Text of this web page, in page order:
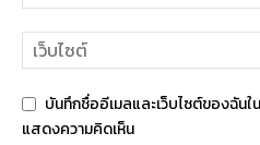
บันทึกชื่ออีเมลและเว็บไซต์ของฉัน
แสดงความคิดเห็น